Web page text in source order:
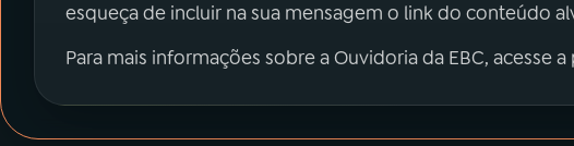
esqueça de incluir na sua mensagem o link do conteúdo
Para mais informações sobre a Ouvidoria da EBC, acesse